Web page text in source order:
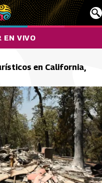
EN VIVO
en California,